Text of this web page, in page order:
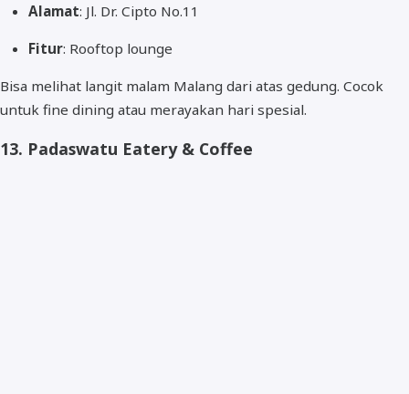
Alamat: Jl. Dr. Cipto No.11
Fitur: Rooftop lounge
Bisa melihat langit malam Malang dari atas gedung. Cocok
untuk fine dining atau merayakan hari spesial.
13. Padaswatu Eatery & Coffee